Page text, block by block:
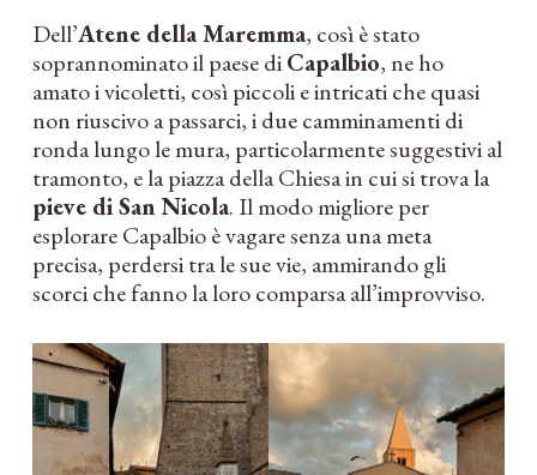
Dell’Atene della Maremma, così è stato
soprannominato il paese diCapalbio, ne ho
amato i vicoletti, così piccoli e intricati che quasi
non riuscivo a passarci, i due camminamenti di
ronda lungo le mura, particolarmente suggestivi al
tramonto, e la piazza della Chiesa in cui si trova la
pieve di San Nicola. Il modo migliore per
esplorare Capalbio è vagare senza una meta
precisa, perdersi tra le sue vie, ammirando gli
scorci che fanno la loro comparsa all’improvviso.